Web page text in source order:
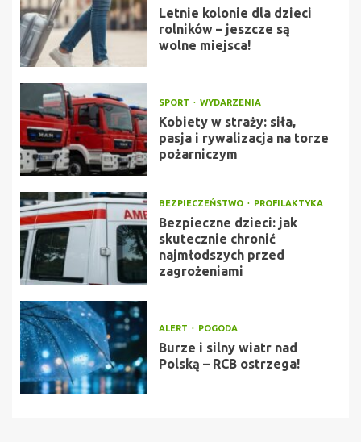
Letnie kolonie dla dzieci
rolników – jeszcze są
wolne miejsca!
SPORT WYDARZENIA
Kobiety w straży: siła,
pasja i rywalizacja na torze
pożarniczym
BEZPIECZEŃSTWO PROFILAKTYKA
Bezpieczne dzieci: jak
skutecznie chronić
najmłodszych przed
zagrożeniami
ALERT POGODA
Burze i silny wiatr nad
Polską – RCB ostrzega!